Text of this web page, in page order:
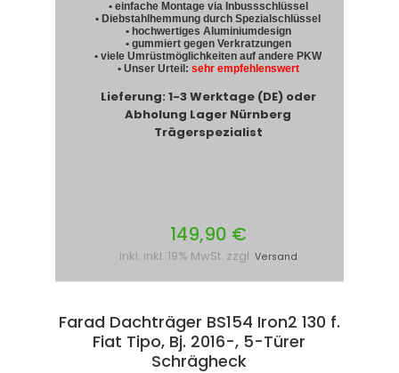
• einfache Montage via Inbussschlüssel
• Diebstahlhemmung durch Spezialschlüssel
• hochwertiges Aluminiumdesign
• gummiert gegen Verkratzungen
• viele Umrüstmöglichkeiten auf andere PKW
• Unser Urteil: sehr empfehlenswert
Lieferung: 1-3 Werktage (DE) oder
Abholung Lager Nürnberg
Trägerspezialist
149,90 €
inkl. inkl. 19% MwSt. zzgl. Versand
Farad Dachträger BS154 Iron2 130 f.
Fiat Tipo, Bj. 2016-, 5-Türer
Schrägheck